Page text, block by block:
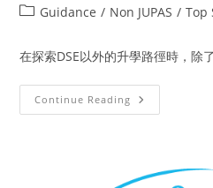
Guidance / Non JUPAS / Top
在探索DSE以外的升學路徑時，除
Continue Reading